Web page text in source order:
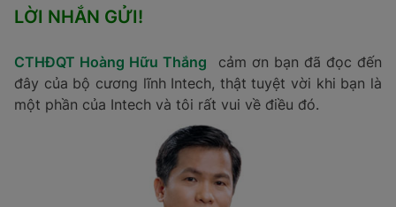
LỜI NHẮN GỬI!
CTHĐQT Hoàng Hữu Thắng
cảm ơn bạn đã đọc đến
đây của bộ cương lĩnh Intech, thật tuyệt vời khi bạn là
một phần của Intech và tôi rất vui về điều đó.